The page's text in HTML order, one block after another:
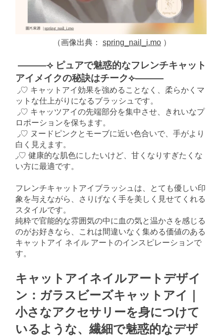
（画像出典： spring_nail_i.mo ）
———⟢ ピュアで魅惑的なフレンチキャット
アイメイクの秘訣はチーク⟣———
◞♡ キャットアイ効果を強めることなく、柔らかくマ
ットな仕上がりになるブラッシュです。
◞♡ キャッツアイの先端部分を集中させ、きれいなプ
ロポーションを保ちます。
◞♡ ヌードピンクとモーブに近い色合いで、手がより
白く見えます。
◞♡ 健康的な肌色にしたいけど、甘くなりすぎたくな
い方に最適です。
フレンチキャットアイブラッシュは、とても優しい印
象を与えながら、さりげなく手を美しく見せてくれる
スタイルです。
純粋で官能的な雰囲気の中に血の気と温かさを感じる
のがお好きなら、これは間違いなく集める価値のある
キャットアイ ネイル アートのインスピレーションで
す。
キャットアイネイルアートデザイ
ン：ガラスビーズキャットアイ｜
小さなアクセサリーを身につけて
いるような、繊細で魅惑的なデザ